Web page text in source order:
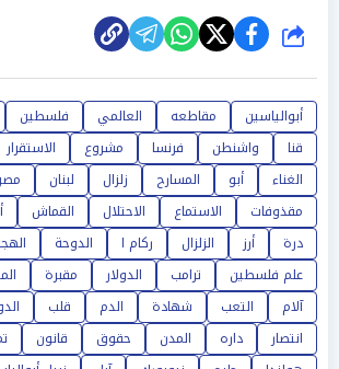
شارك
أبوالياسين مقاطعه العالمي فلسطين
قنا
واشنطن فرنسا مشروع الاستقرار
الغناء
أبو المسارح زلزال لبنان مصر
مقذوفات
الاستماع الاحتلال القماش
درة
أرز الزلزال ركام ا الدوحة
علم فلسطين
ترامب الدولار مقبرة
آلام
التعب شهادة الدم قلب
انتصار
داره المدن حقوق قانون